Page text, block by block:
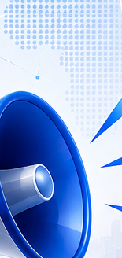
PHẦN
ĐƯỢC
TÊN ĐỊNH
thông báo:
chính thức được
sử dụng công
nhận Tên
TDD.